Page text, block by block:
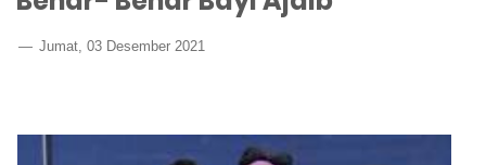
Jumat, 03 Desember 2021